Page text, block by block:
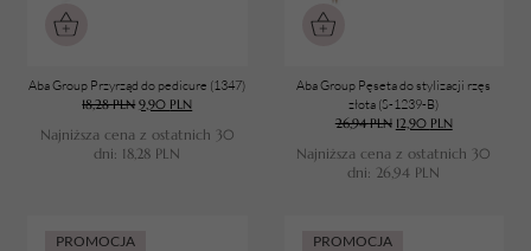
TWÓJ KOSZYK (
PRZEJDŹ DO KOSZYKA
Aba Group Przyrząd do pedicure (1347)
18,28PLN 9,90 PLN
Najniższa cena z ostatnich 30
dni: 18,28 PLN
Aba Group Pęseta do stylizacji rzęs
złota (S-1239-B)
26,94PLN 12,90 PLN
Najniższa cena z ostatnich 30
dni: 26,94 PLN
PROMOCJA PROMOCJA